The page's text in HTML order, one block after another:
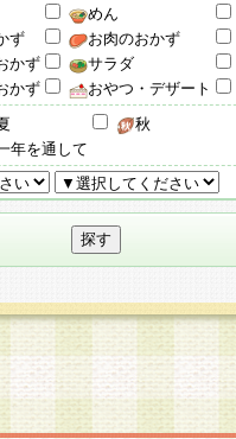
めん
ず
お肉のおかず
かず
サラダ
かず
おやつ・デザート
秋
年を通して